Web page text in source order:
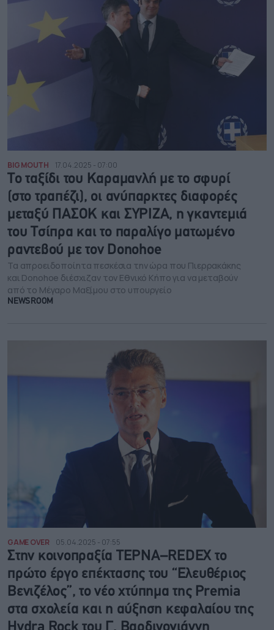
BIG MOUTH 17.04.2025 - 07:00
Το ταξίδι του Καραμανλή με το σφυρί
(στο τραπέζι), οι ανύπαρκτες διαφορές
μεταξύ ΠΑΣΟΚ και ΣΥΡΙΖΑ, η γκαντεμιά
του Τσίπρα και το παραλίγο ματωμένο
ραντεβού με τον Donohoe
Τα απροειδοποίητα πεσκέσια την ώρα που Πιερρακάκης
και Donohoe διέσχιζαν τον Εθνικό Κήπο για να μεταβούν
από το Μέγαρο Μαξίμου στο υπουργείο
NEWSROOM
GAME OVER 05.04.2025 - 07:55
Στην κοινοπραξία ΤΕΡΝΑ–REDEX το
πρώτο έργο επέκτασης του “Ελευθέριος
Βενιζέλος”, το νέο χτύπημα της Premia
στα σχολεία και η αύξηση κεφαλαίου της